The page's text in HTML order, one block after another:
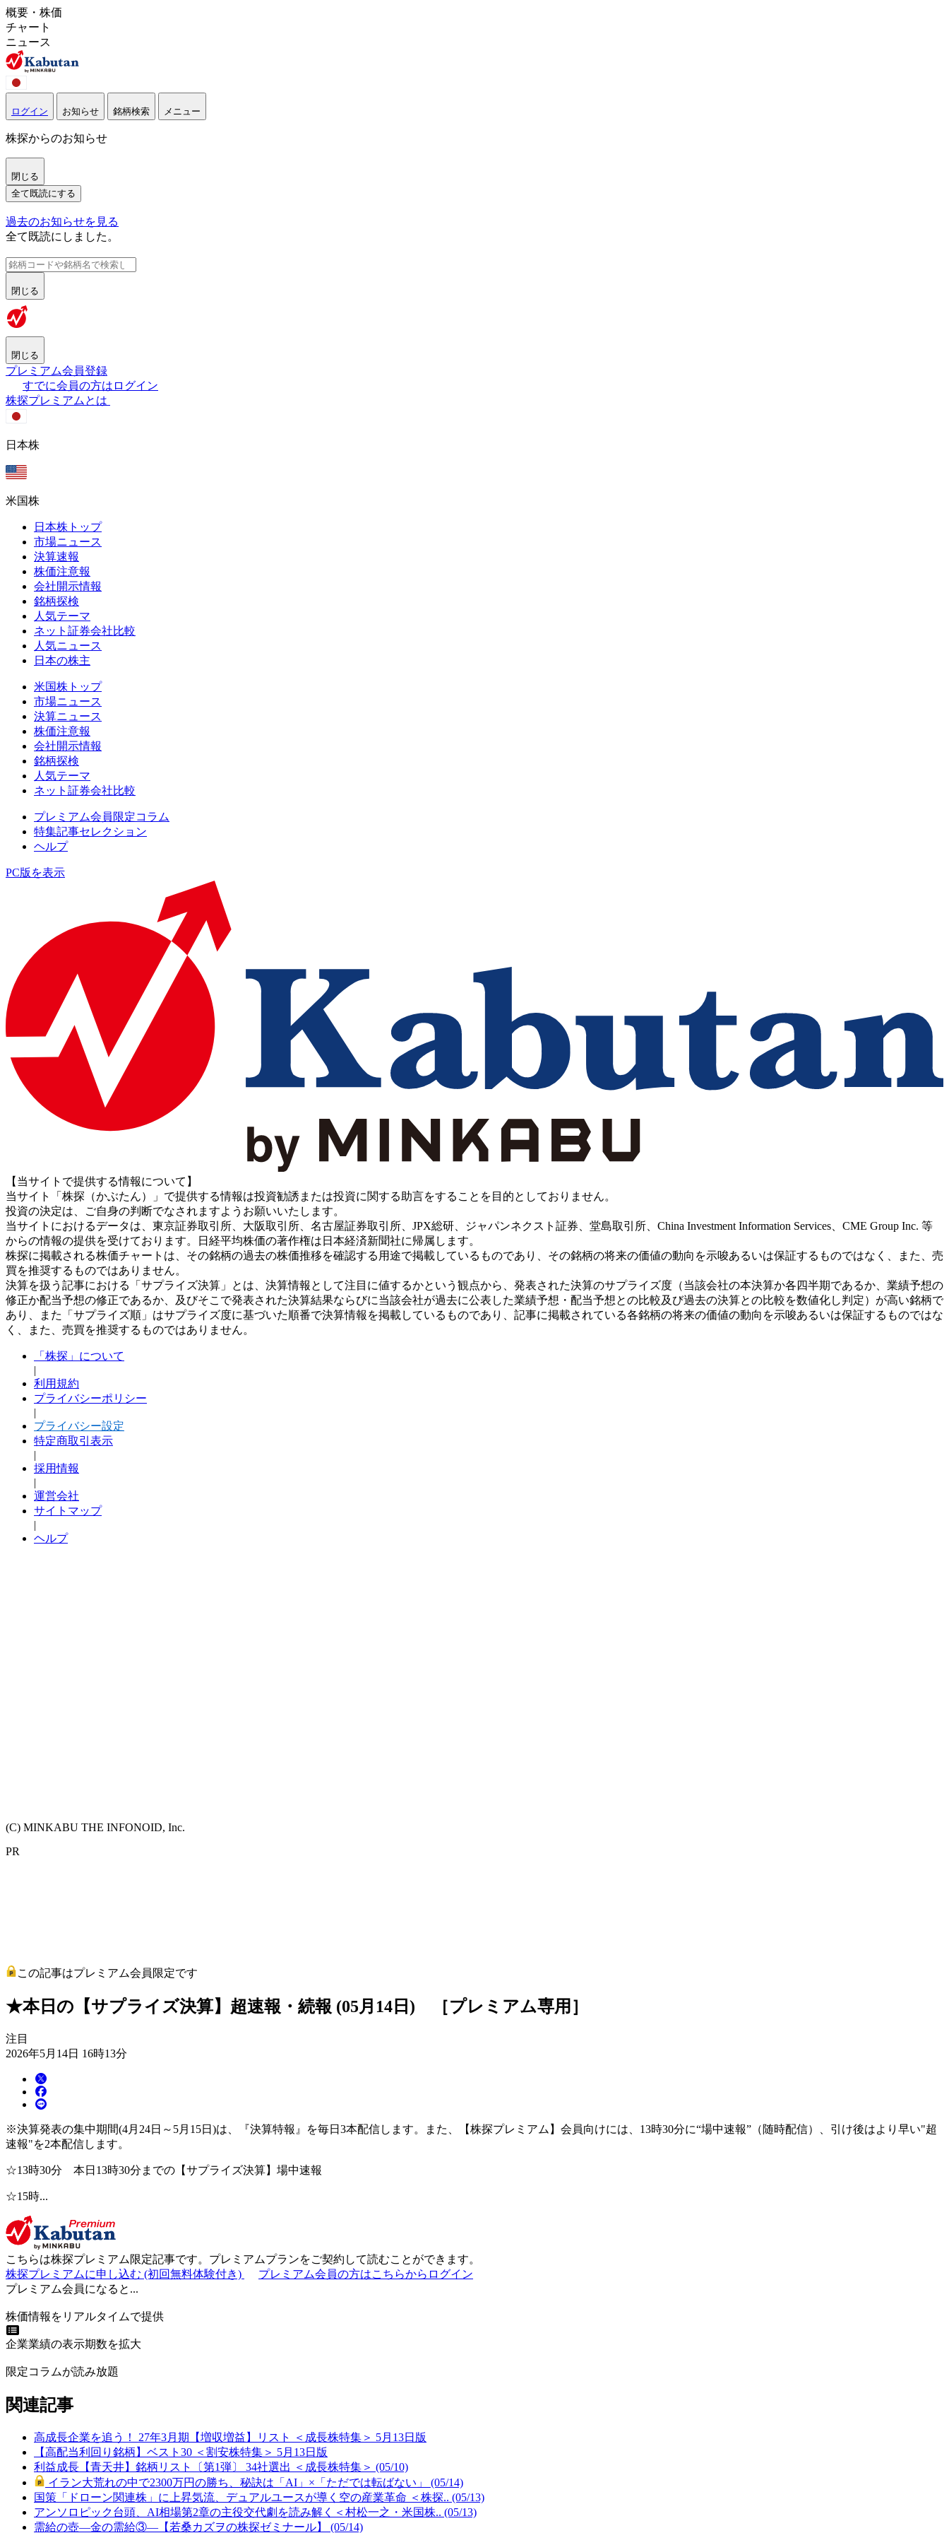
概要・株価
チャート
ニュース
ログイン お知らせ 銘柄検索 メニュー
株探からのお知らせ
閉じる
全て既読にする
過去のお知らせを見る
全て既読にしました。
閉じる
閉じる
プレミアム会員登録
すでに会員の方はログイン
株探プレミアムとは
日本株
米国株
日本株トップ
市場ニュース
決算速報
株価注意報
会社開示情報
銘柄探検
人気テーマ
ネット証券会社比較
人気ニュース
日本の株主
米国株トップ
市場ニュース
決算ニュース
株価注意報
会社開示情報
銘柄探検
人気テーマ
ネット証券会社比較
プレミアム会員限定コラム
特集記事セレクション
ヘルプ
PC版を表示
【当サイトで提供する情報について】
当サイト「株探（かぶたん）」で提供する情報は投資勧誘または投資に関する助言をすることを目的としておりません。
投資の決定は、ご自身の判断でなされますようお願いいたします。
当サイトにおけるデータは、東京証券取引所、大阪取引所、名古屋証券取引所、JPX総研、ジャパンネクスト証券、堂島取引所、China Investment Information Services、CME Group Inc. 等
からの情報の提供を受けております。日経平均株価の著作権は日本経済新聞社に帰属します。
株探に掲載される株価チャートは、その銘柄の過去の株価推移を確認する用途で掲載しているものであり、その銘柄の将来の価値の動向を示唆あるいは保証するものではなく、また、売
買を推奨するものではありません。
決算を扱う記事における「サプライズ決算」とは、決算情報として注目に値するかという観点から、発表された決算のサプライズ度（当該会社の本決算か各四半期であるか、業績予想の
修正か配当予想の修正であるか、及びそこで発表された決算結果ならびに当該会社が過去に公表した業績予想・配当予想との比較及び過去の決算との比較を数値化し判定）が高い銘柄で
あり、また「サプライズ順」はサプライズ度に基づいた順番で決算情報を掲載しているものであり、記事に掲載されている各銘柄の将来の価値の動向を示唆あるいは保証するものではな
く、また、売買を推奨するものではありません。
「株探」について
|
利用規約
プライバシーポリシー
|
プライバシー設定
特定商取引表示
|
採用情報
|
運営会社
サイトマップ
|
ヘルプ
(C) MINKABU THE INFONOID, Inc.
PR
この記事はプレミアム会員限定です
★本日の【サプライズ決算】超速報・続報 (05月14日) ［プレミアム専用］
注目
2026年5月14日 16時13分
※決算発表の集中期間(4月24日～5月15日)は、『決算特報』を毎日3本配信します。また、【株探プレミアム】会員向けには、13時30分に“場中速報”（随時配信）、引け後はより早い"超
速報"を2本配信します。
☆13時30分 本日13時30分までの【サプライズ決算】場中速報
☆15時...
こちらは株探プレミアム限定記事です。プレミアムプランをご契約して読むことができます。
株探プレミアムに申し込む (初回無料体験付き)
プレミアム会員の方はこちらからログイン
プレミアム会員になると...
株価情報をリアルタイムで提供
企業業績の表示期数を拡大
限定コラムが読み放題
関連記事
高成長企業を追う！ 27年3月期【増収増益】リスト ＜成長株特集＞ 5月13日版
【高配当利回り銘柄】ベスト30 ＜割安株特集＞ 5月13日版
利益成長【青天井】銘柄リスト〔第1弾〕 34社選出 ＜成長株特集＞ (05/10)
イラン大荒れの中で2300万円の勝ち、秘訣は「AI」×「ただでは転ばない」 (05/14)
国策「ドローン関連株」に上昇気流、デュアルユースが導く空の産業革命 ＜株探.. (05/13)
アンソロピック台頭、AI相場第2章の主役交代劇を読み解く＜村松一之・米国株.. (05/13)
需給の壺―金の需給③―【若桑カズヲの株探ゼミナール】 (05/14)